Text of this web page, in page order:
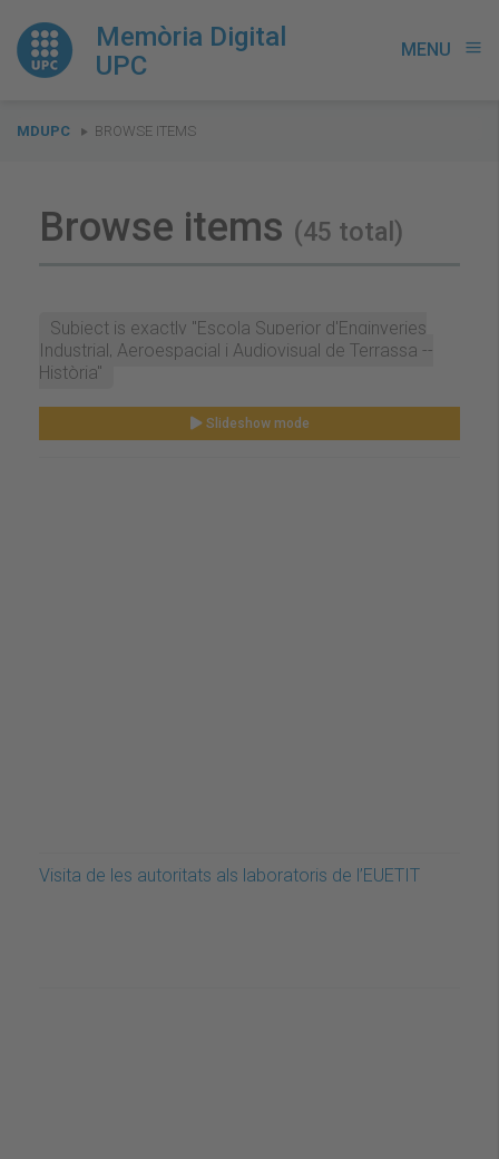
Memòria Digital
UPC
MENU menu
You
MDUPC BROWSE ITEMS
Browse items (45 total)
Subject is exactly "Escola Superior d'Enginyeries
Industrial, Aeroespacial i Audiovisual de Terrassa --
Història"
Slideshow mode
Visita de les autoritats als laboratoris de l’EUETIT